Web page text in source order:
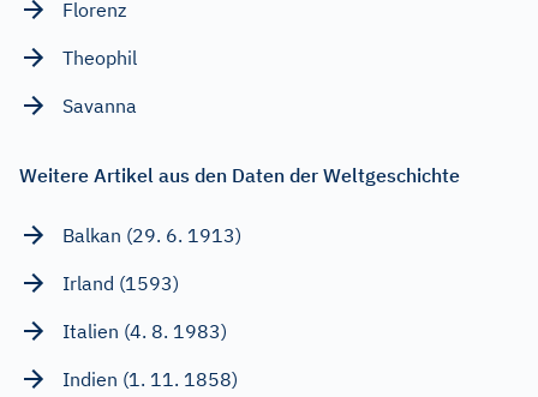
Florenz
Theophil
Savanna
Weitere Artikel aus den Daten der Weltgeschichte
Balkan (29. 6. 1913)
Irland (1593)
Italien (4. 8. 1983)
Indien (1. 11. 1858)